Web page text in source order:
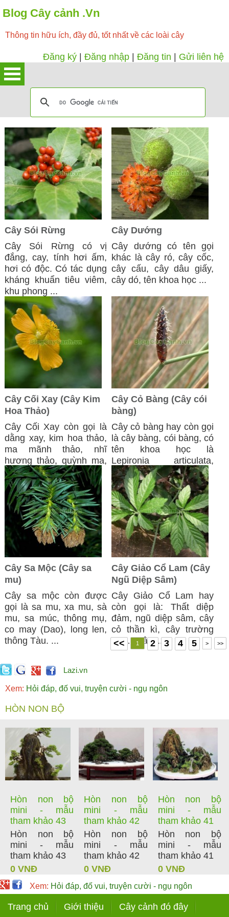
Blog Cây cảnh .Vn
Thông tin hữu ích, đầy đủ, tốt nhất về các loài cây
Đăng ký Đăng nhập Đăng tin Gửi liên hệ
Cây Sói Rừng
Cây Sói Rừng có vị
đắng, cay, tính hơi ấm,
hơi có độc. Có tác dụng
kháng khuẩn tiêu viêm,
khu phong ...
Cây Dướng
Cây dướng có tên gọi
khác là cây ró, cây cốc,
cây cấu, cây dâu giấy,
cây dó, tên khoa học ...
Cây Cối Xay (Cây Kim
Hoa Thảo)
Cây Cối Xay còn gọi là
dằng xay, kim hoa thảo,
ma mãnh thảo, nhĩ
hương thảo, quỳnh ma,
co to ép ...
Cây Cỏ Bàng (Cây cói
bàng)
Cây cỏ bàng hay còn gọi
là cây bàng, cói bàng, có
tên khoa học là
Lepironia articulata,
thuộc chi ...
Cây Sa Mộc (Cây sa
mu)
Cây sa mộc còn được
gọi là sa mu, xa mu, sà
mu, sa múc, thông mụ,
co may (Dao), long len,
thông Tàu. ...
Cây Giảo Cổ Lam (Cây
Ngũ Diệp Sâm)
Cây Giảo Cổ Lam hay
còn gọi là: Thất diệp
đảm, ngũ diệp sâm, cây
cỏ thần kì, cây trường
thọ… Cây ...
<< 1 2 3 4 5 > >>
Lazi.vn
Xem: Hỏi đáp, đố vui, truyện cười - ngụ ngôn
HÒN NON BỘ
Hòn non bộ
mini - mẫu
tham khảo 43
Hòn non bộ
mini - mẫu
tham khảo 43
0 VNĐ
Hòn non bộ
mini - mẫu
tham khảo 42
Hòn non bộ
mini - mẫu
tham khảo 42
0 VNĐ
Hòn non bộ
mini - mẫu
tham khảo 41
Hòn non bộ
mini - mẫu
tham khảo 41
0 VNĐ
Xem: Hỏi đáp, đố vui, truyện cười - ngụ ngôn
Trang chủ Giới thiệu Cây cảnh đó đây